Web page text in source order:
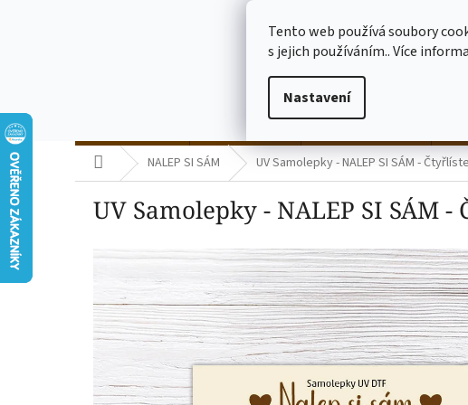
Tento web používá soubory
s jejich používáním.. Více
Nastavení
Domů NALEP SI SÁM UV Samolepky - NALEP SI SÁM -
UV Samolepky - NALEP SI SÁM